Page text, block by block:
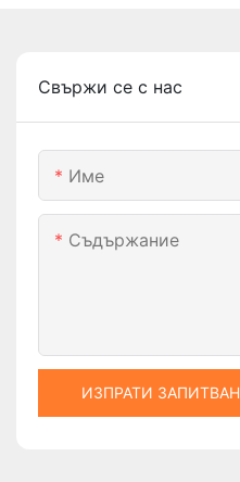
Свържи се с нас
Име
Съдържание
ИЗПРАТИ